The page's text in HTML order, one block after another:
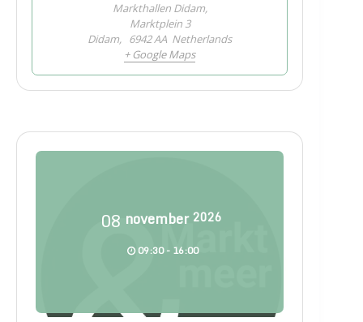
Markthallen Didam,
Marktplein 3
Didam, 6942 AA Netherlands
+ Google Maps
08 november 2026
09:30 - 16:00